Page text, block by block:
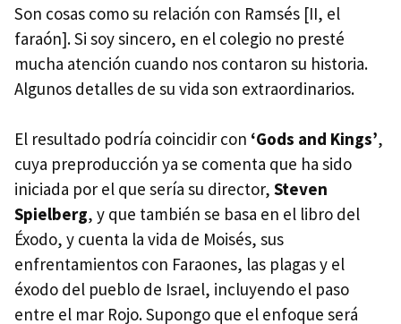
Son cosas como su relación con Ramsés [II, el
faraón]. Si soy sincero, en el colegio no presté
mucha atención cuando nos contaron su historia.
Algunos detalles de su vida son extraordinarios.
El resultado podría coincidir con ‘Gods and Kings’,
cuya preproducción ya se comenta que ha sido
iniciada por el que sería su director, Steven
Spielberg, y que también se basa en el libro del
Éxodo, y cuenta la vida de Moisés, sus
enfrentamientos con Faraones, las plagas y el
éxodo del pueblo de Israel, incluyendo el paso
entre el mar Rojo. Supongo que el enfoque será